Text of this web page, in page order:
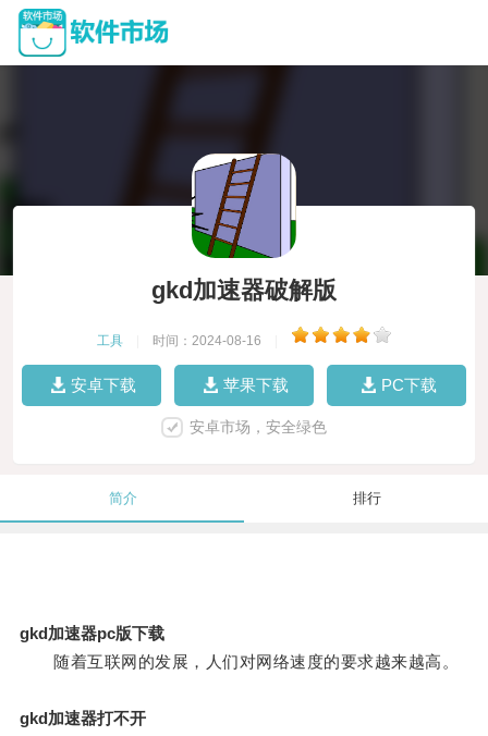
gkd加速器破解版
工具 时间：2024-08-16
安卓下载 苹果下载 PC下载
安卓市场，安全绿色
简介 排行
gkd加速器pc版下载
随着互联网的发展，人们对网络速度的要求越来越高。
gkd加速器打不开